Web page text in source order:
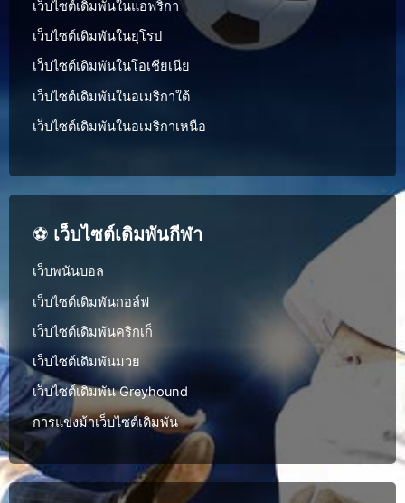
เว็บไซต์เดิมพันในแอฟริกา
เว็บไซต์เดิมพันในยุโรป
เว็บไซต์เดิมพันในโอเชียเนีย
เว็บไซต์เดิมพันในอเมริกาใต้
เว็บไซต์เดิมพันในอเมริกาเหนือ
⚽ เว็บไซต์เดิมพันกีฬา
เว็บพนันบอล
เว็บไซต์เดิมพันกอล์ฟ
เว็บไซต์เดิมพันคริกเก็
เว็บไซต์เดิมพันมวย
เว็บไซต์เดิมพัน Greyhound
การแข่งม้าเว็บไซต์เดิมพัน